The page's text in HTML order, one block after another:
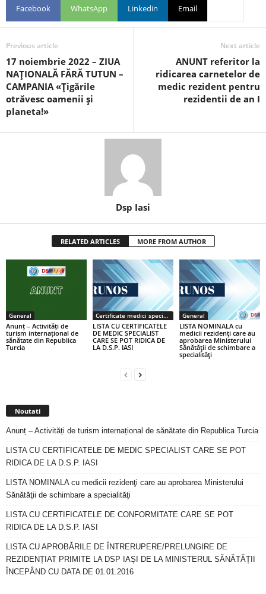
Facebook WhatsApp Linkedin Email
Previous article
17 noiembrie 2022 – ZIUA
NAŢIONALĂ FĂRĂ TUTUN –
CAMPANIA «Ţigările
otrăvesc oamenii şi
planeta!»
Next article
ANUNT referitor la
ridicarea carnetelor de
medic rezident pentru
rezidentii de an I
Dsp Iasi
RELATED ARTICLES MORE FROM AUTHOR
General
Anunț – Activități de
turism internațional de
sănătate din Republica
Turcia
Certificate medici specialiști / primari
LISTA CU CERTIFICATELE
DE MEDIC SPECIALIST
CARE SE POT RIDICA DE
LA D.S.P. IASI
General
LISTA NOMINALA cu
medicii rezidenţi care au
aprobarea Ministerului
Sănătăţii de schimbare a
specialităţi
Noutati
Anunț – Activități de turism internațional de sănătate din Republica Turcia
LISTA CU CERTIFICATELE DE MEDIC SPECIALIST CARE SE POT
RIDICA DE LA D.S.P. IASI
LISTA NOMINALA cu medicii rezidenţi care au aprobarea Ministerului
Sănătăţii de schimbare a specialităţi
LISTA CU CERTIFICATELE DE CONFORMITATE CARE SE POT
RIDICA DE LA D.S.P. IASI
LISTA CU APROBĂRILE DE ÎNTRERUPERE/PRELUNGIRE DE
REZIDENȚIAT PRIMITE LA DSP IAȘI DE LA MINISTERUL SĂNĂTĂȚII
ÎNCEPÂND CU DATA DE 01.01.2016